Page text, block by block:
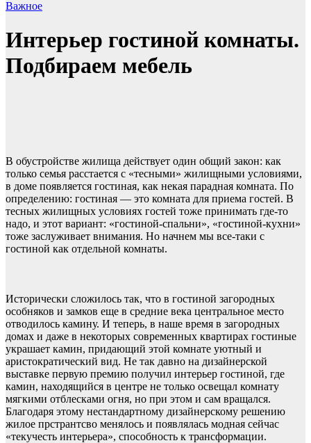
Важное
Интерьер гостиной комнаты.
Подбираем мебель
В обустройстве жилища действует один общий закон: как
только семья расстается с «тесными» жилищными условиями,
в доме появляется гостиная, как некая парадная комната. По
определению: гостиная — это комната для приема гостей. В
тесных жилищных условиях гостей тоже принимать где-то
надо, и этот вариант: «гостиной-спальни», «гостиной-кухни»
тоже заслуживает внимания. Но начнем мы все-таки с
гостиной как отдельной комнаты.
Исторически сложилось так, что в гостиной загородных
особняков и замков еще в средние века центральное место
отводилось камину. И теперь, в наше время в загородных
домах и даже в некоторых современных квартирах гостиные
украшает камин, придающий этой комнате уютный и
аристократический вид. Не так давно на дизайнерской
выставке первую премию получил интерьер гостиной, где
камин, находящийся в центре не только освещал комнату
мягкими отблесками огня, но при этом и сам вращался.
Благодаря этому нестандартному дизайнерскому решению
жилое прстрантсво менялось и появлялась модная сейчас
«текучесть интерьера», способность к трансформации.